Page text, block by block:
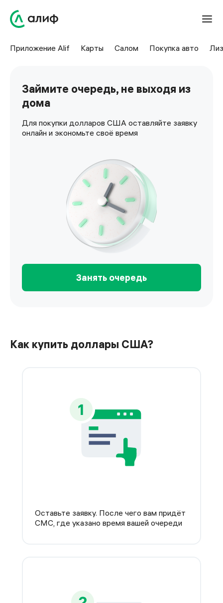
Приложение Alif Карты Салом Покупка авто
Займите очередь, не выходя из
дома
Для покупки долларов США оставляйте заявку
онлайн и экономьте своё время
Занять очередь
Как купить доллары США?
Оставьте заявку. После чего вам придёт
СМС, где указано время вашей очереди